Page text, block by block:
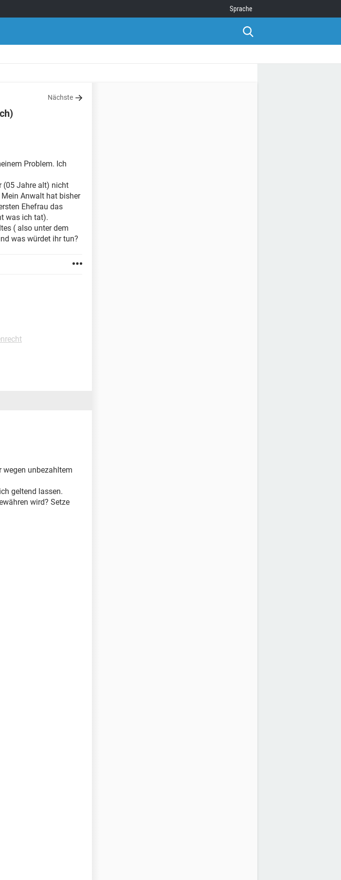
Sprache
Nächste
Problem. Ich
(05 Jahre alt) nicht
Mein Anwalt hat bisher
Ehefrau das
was ich tat).
( also unter dem
was würdet ihr tun?
wegen unbezahltem
geltend lassen.
wird? Setze